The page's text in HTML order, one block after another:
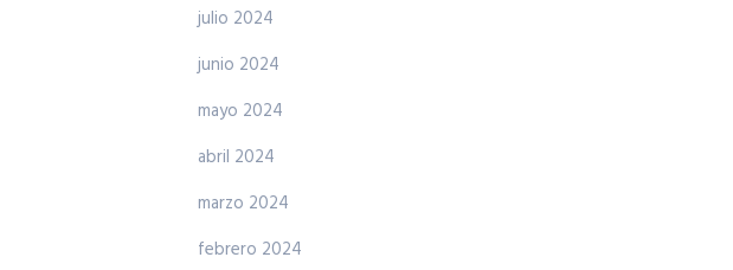
julio 2024
junio 2024
mayo 2024
abril 2024
marzo 2024
febrero 2024